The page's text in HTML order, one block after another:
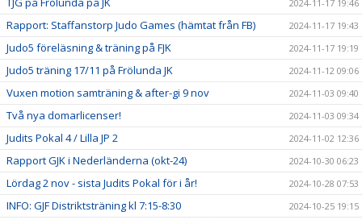
2024-11-17 19:46
Rapport: Staffanstorp Judo Games (hämtat från FB) 2024-11-17 19:43
Judo5 föreläsning & träning på FJK 2024-11-17 19:19
Judo5 träning 17/11 på Frölunda JK 2024-11-12 09:06
Vuxen motion samträning & after-gi 9 nov 2024-11-03 09:40
Två nya domarlicenser! 2024-11-03 09:34
Judits Pokal 4 / Lilla JP 2 2024-11-02 12:36
Rapport GJK i Nederländerna (okt-24) 2024-10-30 06:23
Lördag 2 nov - sista Judits Pokal för i år! 2024-10-28 07:53
INFO: GJF Distriktsträning kl 7:15-8:30 2024-10-25 19:15